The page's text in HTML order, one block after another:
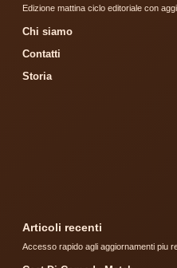
Edizione mattina ciclo editoriale con
Chi siamo
Contatti
Storia
Articoli recenti
Accesso rapido agli aggiornamenti piu